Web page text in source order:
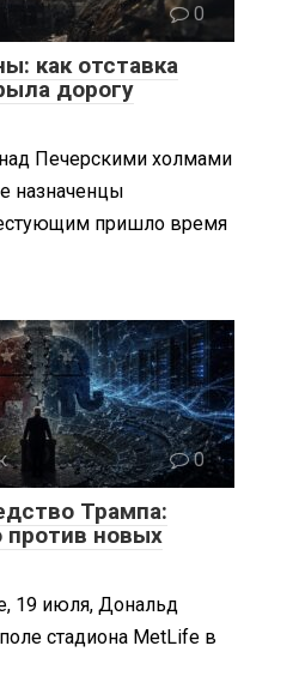
0
как отставка
дорогу
Печерскими холмами
назначенцы
пришло время
0
Трампа:
против новых
19 июля, Дональд
стадиона MetLife в